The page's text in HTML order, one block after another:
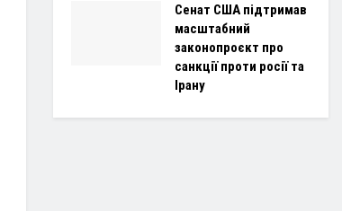
Сенат США підтримав
масштабний
законопроєкт про
санкції проти росії та
Ірану